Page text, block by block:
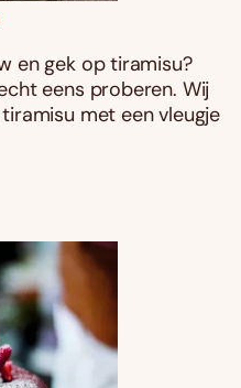
en gek op tiramisu?
eens proberen. Wij
met een vleugje